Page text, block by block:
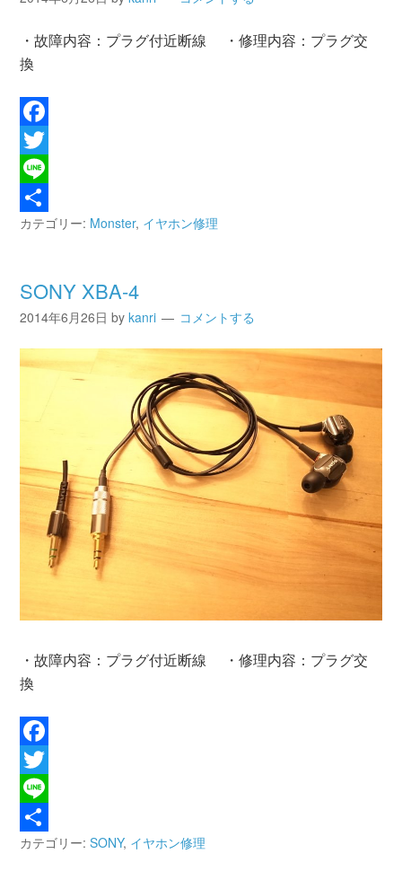
・故障内容：プラグ付近断線 ・修理内容：プラグ交
換
Facebook
Twitter
Line
共
カテゴリー: Monster, イヤホン修理
SONY XBA-4
2014年6月26日 bykanri コメントする
・故障内容：プラグ付近断線 ・修理内容：プラグ交
換
Facebook
Twitter
Line
共
カテゴリー:SONY, イヤホン修理